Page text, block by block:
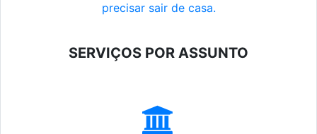
precisar sair de casa.
SERVIÇOS POR ASSUNTO